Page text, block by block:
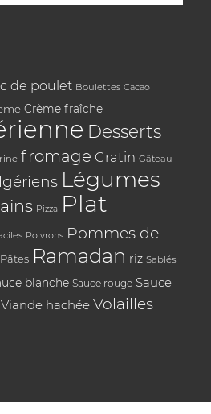
de poulet Boulettes Cacao
Crème fraîche
Desserts
fromage Gratin Gâteau
Légumes
Pizza Plat
Poivrons Pommes de
Pâtes Ramadan riz Sablés
blanche Sauce rouge Sauce
Viande hachée Volailles